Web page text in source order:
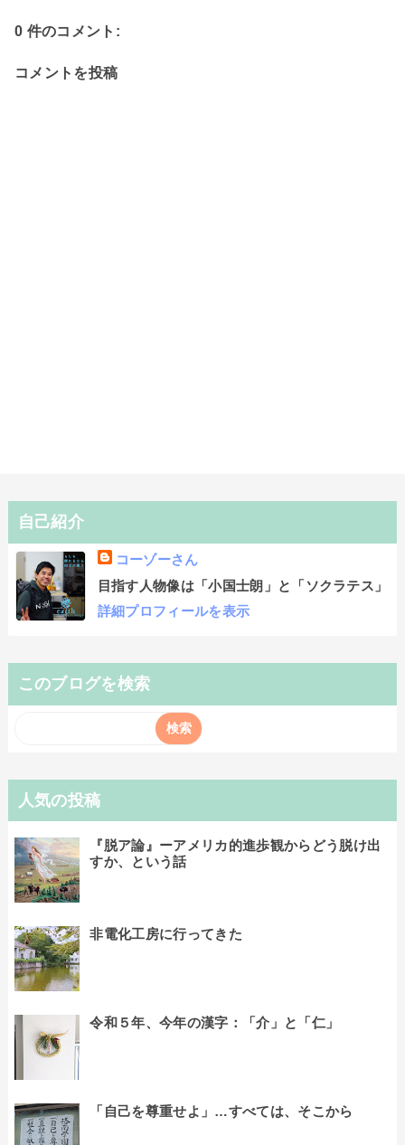
0 件のコメント:
コメントを投稿
自己紹介
コーゾーさん
目指す人物像は「小国士朗」と「ソクラテス」
詳細プロフィールを表示
このブログを検索
人気の投稿
『脱ア論』ーアメリカ的進歩観からどう脱け出
すか、という話
非電化工房に行ってきた
令和５年、今年の漢字：「介」と「仁」
「自己を尊重せよ」…すべては、そこから